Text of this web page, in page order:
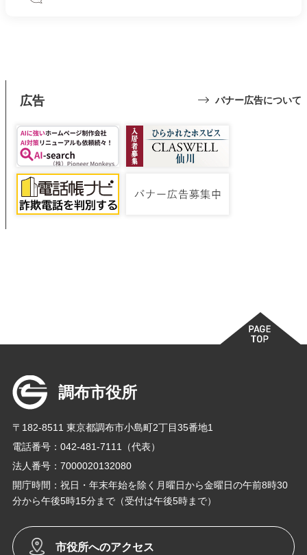
広告 バナー広告について
調布市役所
〒182-8511 東京都調布市小島町2丁目35番地1
電話番号：042-481-7111（代表）
法人番号：7000020132080
開庁時間：祝日・年末年始を除く月曜日から金曜日の午前8時30
分から午後5時15分まで（受付は午後5時まで）
市役所へのアクセス